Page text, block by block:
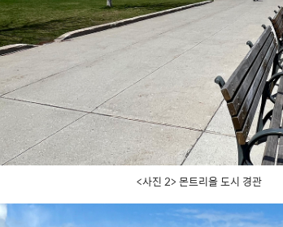
<사진 2> 몬트리올 도시 경관